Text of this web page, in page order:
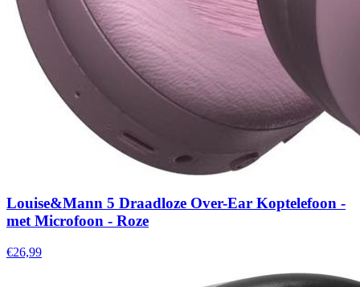
Louise&Mann 5 Draadloze Over-Ear Koptelefoon -
met Microfoon - Roze
€26,99